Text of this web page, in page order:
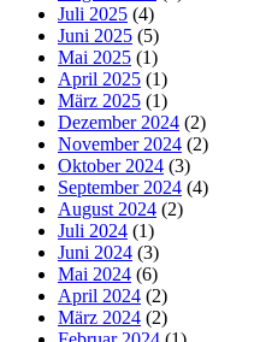
Juli 2025 (4)
Juni 2025 (5)
Mai 2025 (1)
April 2025 (1)
März 2025 (1)
Dezember 2024 (2)
November 2024 (2)
Oktober 2024 (3)
September 2024 (4)
August 2024 (2)
Juli 2024 (1)
Juni 2024 (3)
Mai 2024 (6)
April 2024 (2)
März 2024 (2)